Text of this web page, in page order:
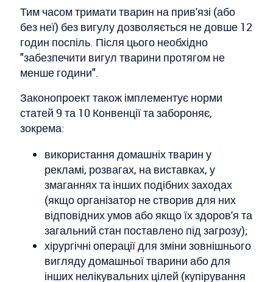
Тим часом тримати тварин на прив'язі (або
без неї) без вигулу дозволяється не довше 12
годин поспіль. Після цього необхідно
"забезпечити вигул тварини протягом не
менше години".
Законопроект також імплементує норми
статей 9 та 10 Конвенції та забороняє,
зокрема:
використання домашніх тварин у
рекламі, розвагах, на виставках, у
змаганнях та інших подібних заходах
(якщо організатор не створив для них
відповідних умов або якщо їх здоров'я та
загальний стан поставлено під загрозу);
хірургічні операції для зміни зовнішнього
вигляду домашньої тварини або для
інших нелікувальних цілей (купірування